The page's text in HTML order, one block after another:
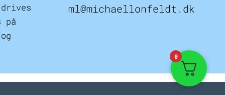
på
ml@michaellonfeldt.dk
0